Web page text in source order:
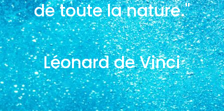
de toute la nature."
Léonard de Vinci